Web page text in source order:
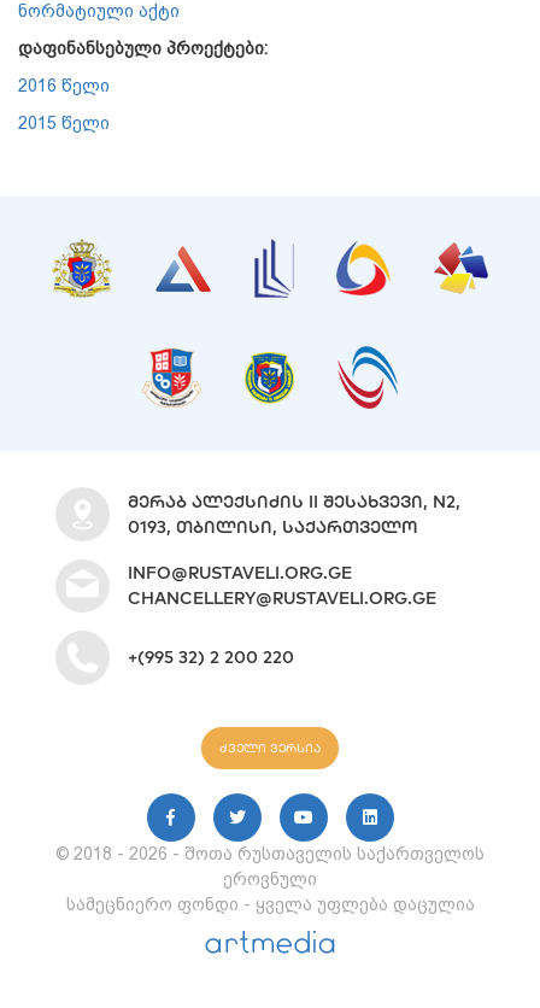
ნორმატიული აქტი
დაფინანსებული პროექტები:
2016 წელი
2015 წელი
© 2018 - 2026 - შოთა რუსთაველის საქართველოს
ეროვნული
სამეცნიერო ფონდი - ყველა უფლება დაცულია
ᲛᲔᲠᲐᲑ ᲐᲚᲔᲥᲡᲘᲫᲘᲡ II ᲨᲔᲡᲐᲮᲕᲔᲕᲘ, N2,
0193, ᲗᲑᲘᲚᲘᲡᲘ, ᲡᲐᲥᲐᲠᲗᲕᲔᲚᲝ
INFO@RUSTAVELI.ORG.GE
CHANCELLERY@RUSTAVELI.ORG.GE
+(995 32) 2 200 220
ძველი ვერსია